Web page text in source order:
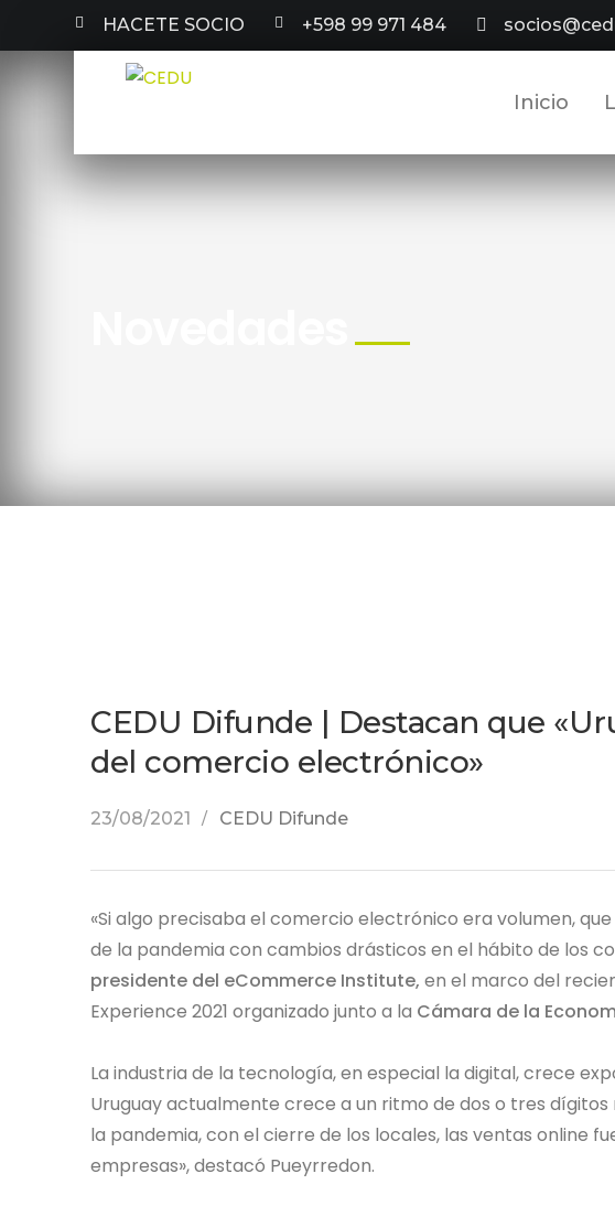
HACETE SOCIO +598 99 971 484
Inicio
CEDU Difunde | Destacan que
del comercio electrónico»
23/08/2021 CEDU Difunde
«Si algo precisaba el comercio electrónico era volumen,
de la pandemia con cambios drásticos en el hábito de los
presidente del eCommerce Institute, en el marco del
Experience 2021 organizado junto a la Cámara de la
La industria de la tecnología, en especial la digital, crece
Uruguay actualmente crece a un ritmo de dos o tres
la pandemia, con el cierre de los locales, las ventas online
empresas», destacó Pueyrredon.